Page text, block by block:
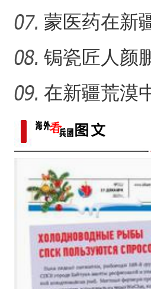
行？
蒙医药在新
锔瓷匠人颜
瓷，也是“情”
在新疆荒漠
村镇